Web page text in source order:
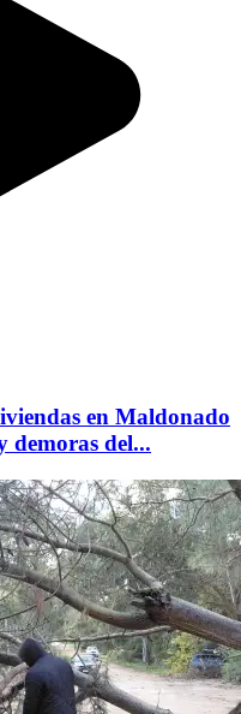
en Maldonado
demoras del...